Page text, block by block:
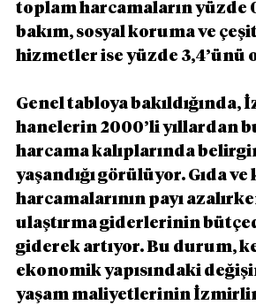
toplam harcamaların yüzde
bakım, sosyal koruma ve
hizmetler ise yüzde 3,4’ünü
Genel tabloya bakıldığında,
hanelerin 2000’li yıllardan
harcama kalıplarında
yaşandığı görülüyor. Gıda
harcamalarının payı
ulaştırma giderlerinin
giderek artıyor. Bu durum,
ekonomik yapısındaki
yaşam maliyetlerinin